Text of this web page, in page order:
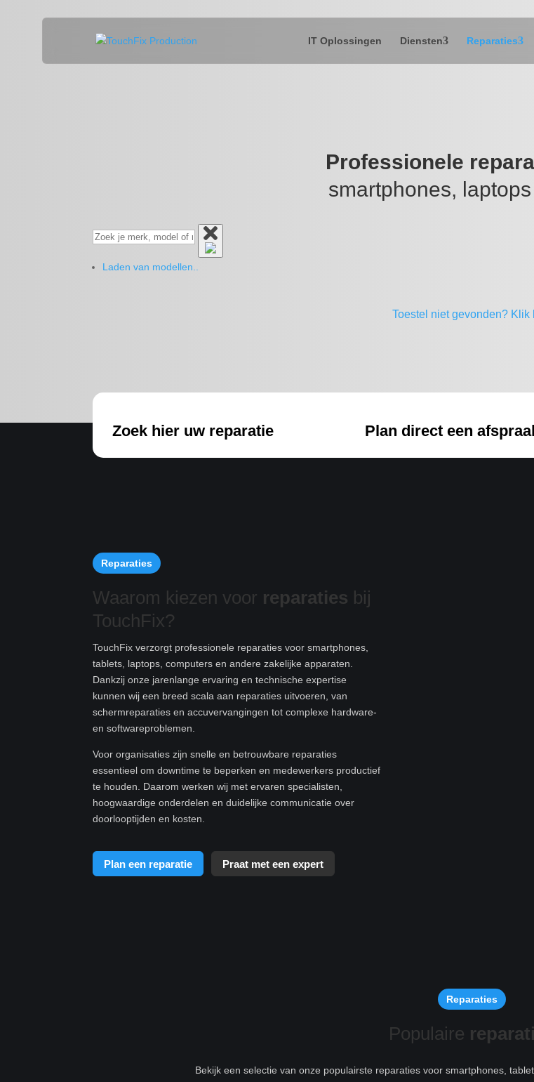
IT Oplossingen Diensten Reparaties
Professionele
smartphones,
Laden van modellen..
Toestel niet gevonden? Klik
Zoek hier uw reparatie Plan direct een
Reparaties
Waarom kiezen voor reparaties bij
TouchFix?
TouchFix verzorgt professionele reparaties voor smartphones,
tablets, laptops, computers en andere zakelijke apparaten.
Dankzij onze jarenlange ervaring en technische expertise
kunnen wij een breed scala aan reparaties uitvoeren, van
schermreparaties en accuvervangingen tot complexe hardware-
en softwareproblemen.
Voor organisaties zijn snelle en betrouwbare reparaties
essentieel om downtime te beperken en medewerkers productief
te houden. Daarom werken wij met ervaren specialisten,
hoogwaardige onderdelen en duidelijke communicatie over
doorlooptijden en kosten.
Plan een reparatie Praat met een expert
Reparaties
Populaire
Bekijk een selectie van onze populairste reparaties voor smartphones,